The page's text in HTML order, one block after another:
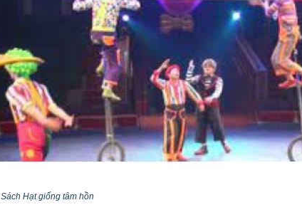
Sách Hạt giống tâm hồn